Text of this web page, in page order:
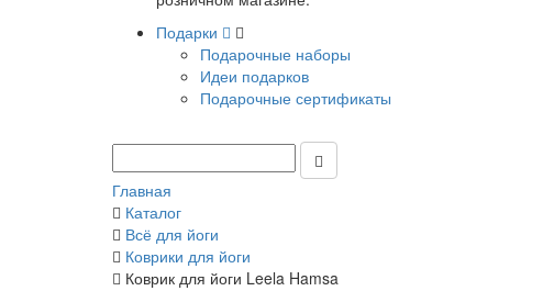
Подарки
Подарочные наборы
Идеи подарков
Подарочные сертификаты
Главная
Каталог
Всё для йоги
Коврики для йоги
Коврик для йоги Leela Hamsa